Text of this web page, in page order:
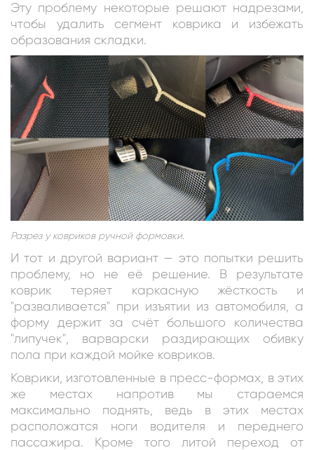
Эту проблему некоторые решают надрезами,
чтобы удалить сегмент коврика и избежать
образования складки.
Разрез у ковриков ручной формовки.
И тот и другой вариант — это попытки решить
проблему, но не её решение. В результате
коврик теряет каркасную жёсткость и
"разваливается" при изъятии из автомобиля, а
форму держит за счёт большого количества
"липучек", варварски раздирающих обивку
пола при каждой мойке ковриков.
Коврики, изготовленные в пресс-формах, в этих
же местах напротив мы стараемся
максимально поднять, ведь в этих местах
расположатся ноги водителя и переднего
пассажира. Кроме того литой переход от